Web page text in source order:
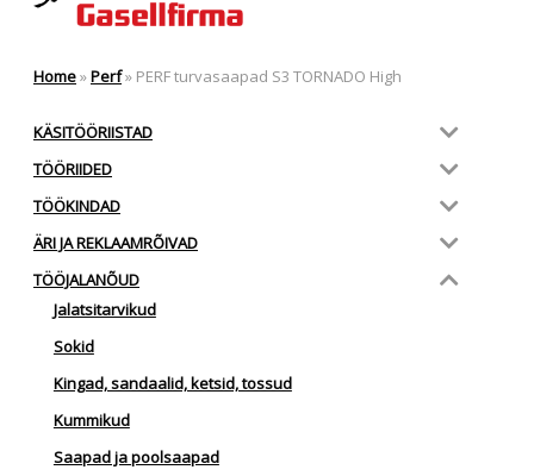
Home»Perf» PERF turvasaapad S3 TORNADO High
KÄSITÖÖRIISTAD
TÖÖRIIDED
TÖÖKINDAD
ÄRI JA REKLAAMRÕIVAD
TÖÖJALANÕUD
Jalatsitarvikud
Sokid
Kingad, sandaalid, ketsid, tossud
Kummikud
Saapad ja poolsaapad